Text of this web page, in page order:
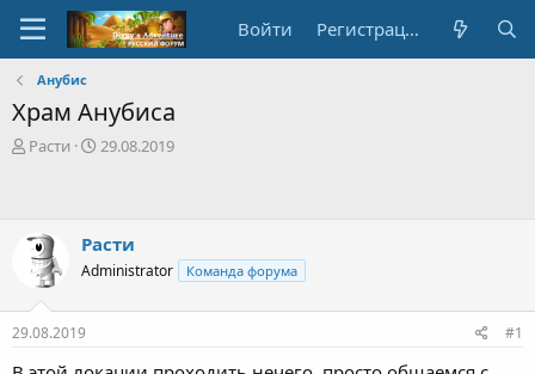
Войти Регистрация
Анубис
Храм Анубиса
А
т
е
м
ы
Расти
Д
о
з
а
29.08.2019
Расти
Administrator Команда форума
29.08.2019 #1